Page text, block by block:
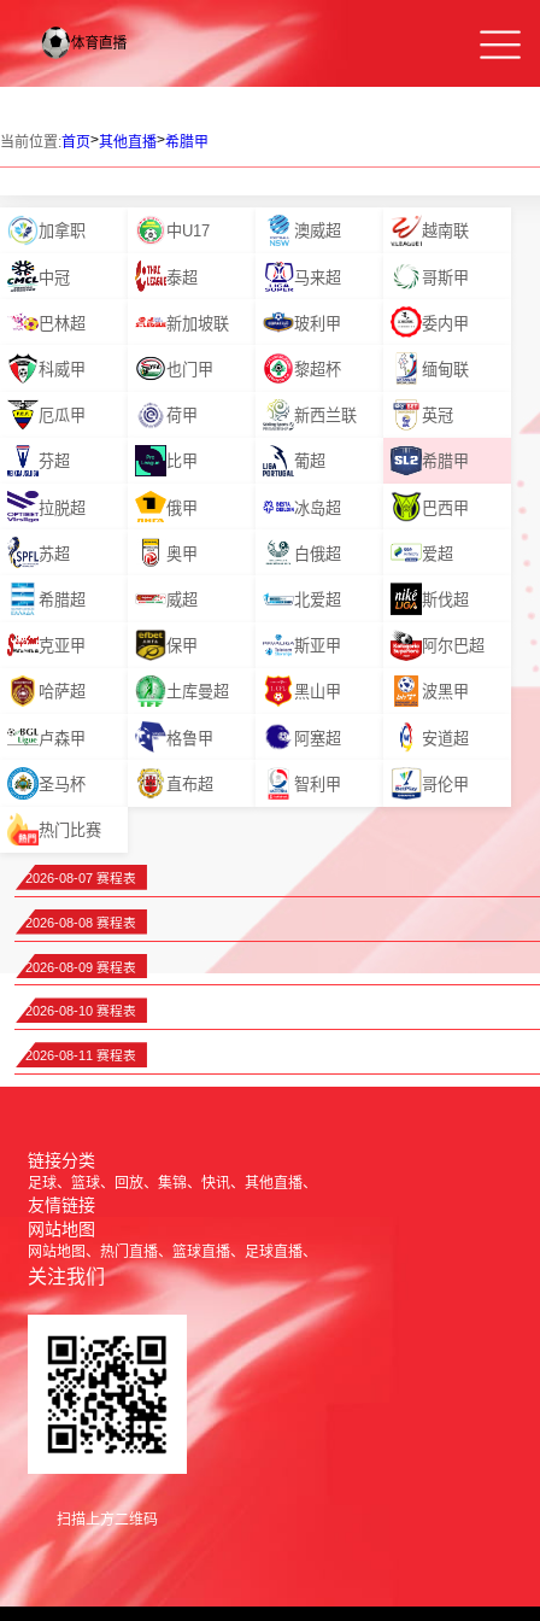
当前位置:首页>其他直播>希腊甲
加拿职 中U17 澳威超 越南联
中冠 泰超 马来超 哥斯甲
巴林超 新加坡联 玻利甲 委内甲
科威甲 也门甲 黎超杯 缅甸联
厄瓜甲 荷甲 新西兰联 英冠
芬超 比甲 葡超 希腊甲
拉脱超 俄甲 冰岛超 巴西甲
苏超 奥甲 白俄超 爱超
希腊超 威超 北爱超 斯伐超
克亚甲 保甲 斯亚甲 阿尔巴超
哈萨超 土库曼超 黑山甲 波黑甲
卢森甲 格鲁甲 阿塞超 安道超
圣马杯 直布超 智利甲 哥伦甲
热门比赛
2026-08-07 赛程表
2026-08-08 赛程表
2026-08-09 赛程表
2026-08-10 赛程表
2026-08-11 赛程表
链接分类
足球 篮球 回放 集锦 快讯 其他直播
友情链接
网站地图
网站地图 热门直播 篮球直播 足球直播
关注我们
扫描上方二维码